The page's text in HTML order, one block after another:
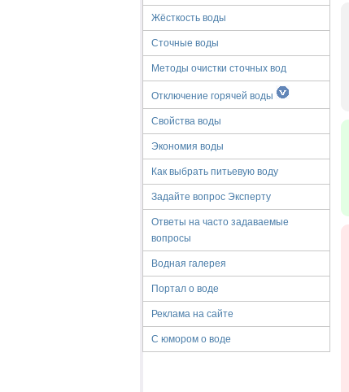
Жёсткость воды
Сточные воды
Методы очистки сточных вод
Отключение горячей воды
Свойства воды
Экономия воды
Как выбрать питьевую воду
Задайте вопрос Эксперту
Ответы на часто задаваемые
вопросы
Водная галерея
Портал о воде
Реклама на сайте
С юмором о воде